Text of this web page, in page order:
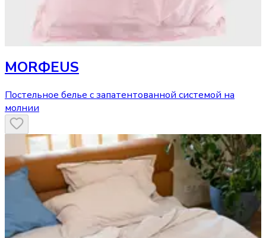
MORФEUS
Постельное белье с запатентованной системой на
молнии